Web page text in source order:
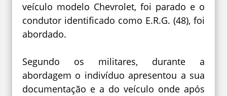
veículo modelo Chevrolet, foi parado e o
condutor identificado como E.R.G. (48), foi
abordado.
Segundo os militares, durante a
abordagem o indivíduo apresentou a sua
documentação e a do veículo onde após